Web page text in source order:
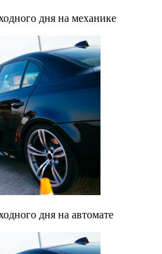
дня на механике
дня на автомате